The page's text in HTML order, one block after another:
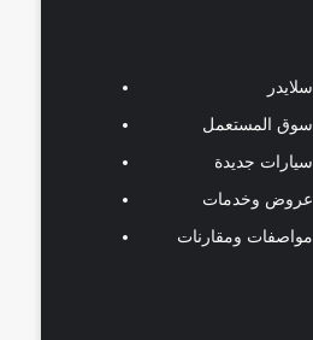
سلايدر
سوق المستعمل
سيارات جديدة
عروض وخدمات
مواصفات ومقارنات